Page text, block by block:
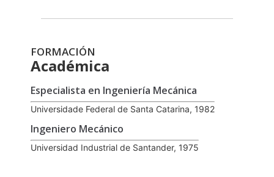
FORMACIÓN
Académica
Especialista en Ingeniería Mecánica
Universidade Federal de Santa Catarina, 1982
Ingeniero Mecánico
Universidad Industrial de Santander, 1975